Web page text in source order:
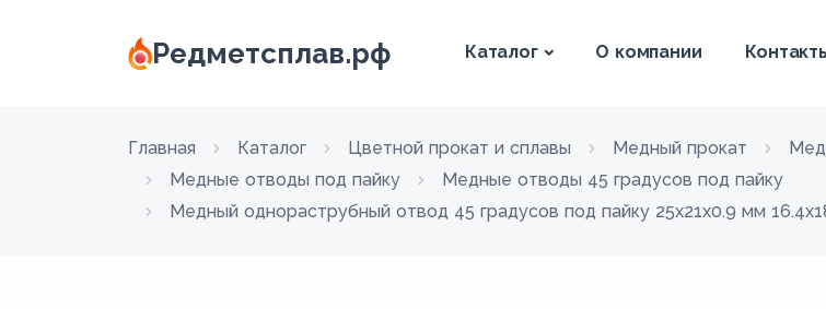
Редметсплав.рф Каталог О компании
Главная Каталог Цветной прокат и сплавы Медный прокат
Медные отводы под пайку
Медные отводы 45 градусов под пайку
Медный однораструбный отвод 45 градусов под пайку 25х21х0.9 мм